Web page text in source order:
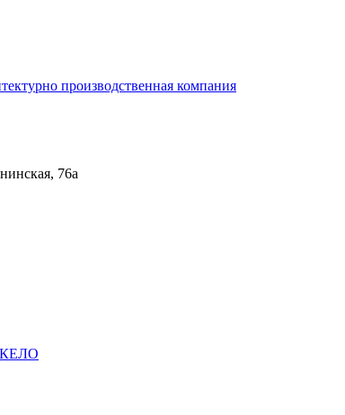
производственная компания
76а
КЕЛО